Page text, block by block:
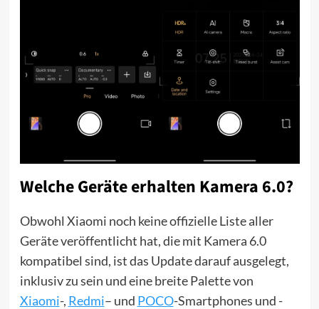
Welche Geräte erhalten Kamera 6.0?
Obwohl Xiaomi noch keine offizielle Liste aller
Geräte veröffentlicht hat, die mit Kamera 6.0
kompatibel sind, ist das Update darauf ausgelegt,
inklusiv zu sein und eine breite Palette von
Xiaomi-, Redmi– und POCO-Smartphones und -